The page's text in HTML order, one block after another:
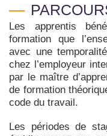
Les apprentis
formation que
avec une
chez l’employeur
par le maître
de formation
code du travail.
Les périodes de